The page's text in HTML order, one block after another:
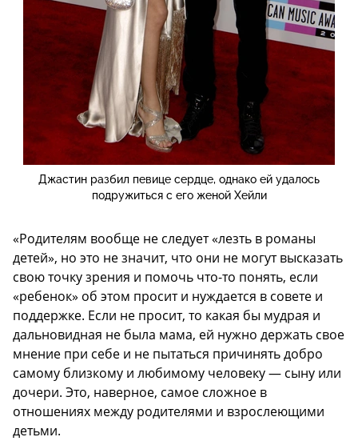
Джастин разбил певице сердце, однако ей удалось
подружиться с его женой Хейли
«Родителям вообще не следует «лезть в романы
детей», но это не значит, что они не могут высказать
свою точку зрения и помочь что-то понять, если
«ребенок» об этом просит и нуждается в совете и
поддержке. Если не просит, то какая бы мудрая и
дальновидная не была мама, ей нужно держать свое
мнение при себе и не пытаться причинять добро
самому близкому и любимому человеку — сыну или
дочери. Это, наверное, самое сложное в
отношениях между родителями и взрослеющими
детьми.